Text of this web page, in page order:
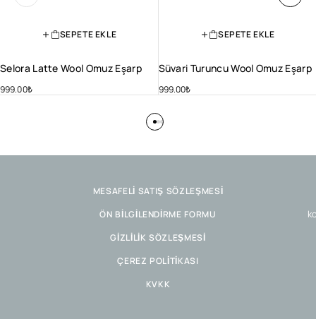
SEPETE EKLE
Selora Latte Wool Omuz Eşarp
999.00₺
SEPETE EKLE
Süvari Turuncu Wool Omuz Eşarp
999.00₺
MESAFELİ SATIŞ SÖZLEŞMESİ
ÖN BİLGİLENDİRME FORMU
GİZLİLİK SÖZLEŞMESİ
ÇEREZ POLİTİKASI
KVKK